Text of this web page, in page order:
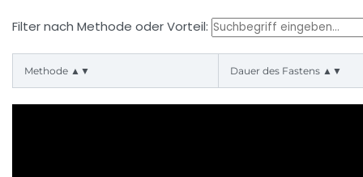
Filter nach Methode oder Vorteil:
Methode ▲▼ Dauer des Fastens ▲▼